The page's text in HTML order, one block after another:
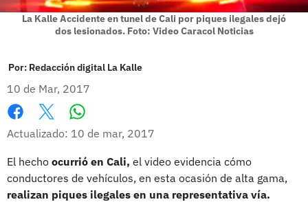
La Kalle Accidente en tunel de Cali por piques ilegales dejó
dos lesionados. Foto: Video Caracol Noticias
Por: Redacción digital La Kalle
10 de Mar, 2017
Facebook
X
Actualizado: 10 de mar, 2017
El hecho ocurrió en Cali, el video evidencia cómo
conductores de vehículos, en esta ocasión de alta gama,
realizan piques ilegales en una representativa vía.